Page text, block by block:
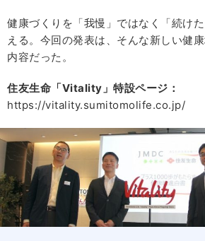
健康づくりを「我慢」ではなく「続け
える。今回の発表は、そんな新しい健
内容だった。
住友生命「Vitality」特設ページ：
https://vitality.sumitomolife.co.jp/